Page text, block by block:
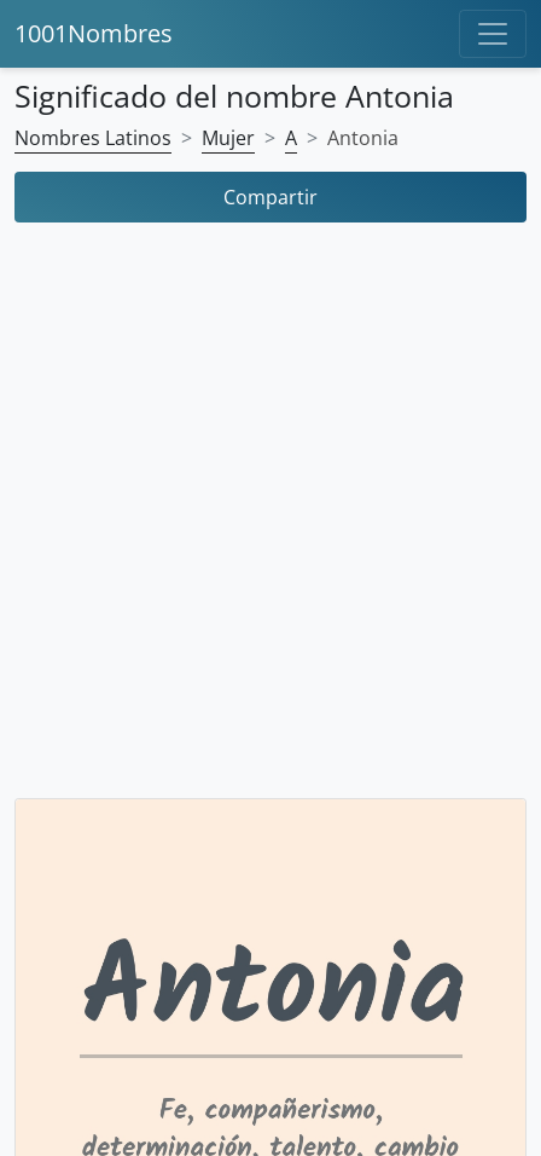
1001Nombres
Significado del nombre Antonia
Nombres Latinos Mujer A Antonia
Compartir